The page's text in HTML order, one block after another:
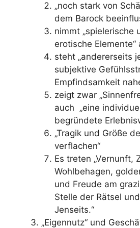
„noch stark von
dem Barock
nimmt „spielerische
erotische Elemente“
steht „andererseits
subjektive
Empfindsamkeit
zeigt zwar
auch „eine
begründete
„Tragik und Größe
verflachen“
Es treten „Vernunft,
Wohlbehagen,
und Freude am
Stelle der Rätsel
Jenseits.“
„Eigennutz“ und